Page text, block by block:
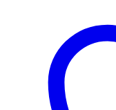
ontvang